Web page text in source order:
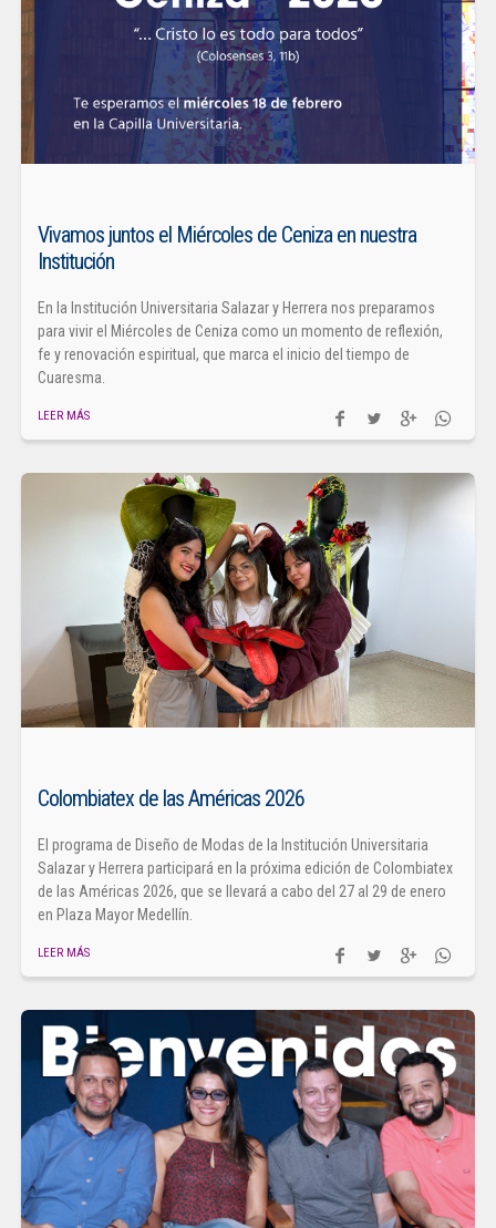
Vivamos juntos el Miércoles de Ceniza en nuestra
Institución
En la Institución Universitaria Salazar y Herrera nos preparamos
para vivir el Miércoles de Ceniza como un momento de reflexión,
fe y renovación espiritual, que marca el inicio del tiempo de
Cuaresma.
LEER MÁS
Colombiatex de las Américas 2026
El programa de Diseño de Modas de la Institución Universitaria
Salazar y Herrera participará en la próxima edición de Colombiatex
de las Américas 2026, que se llevará a cabo del 27 al 29 de enero
en Plaza Mayor Medellín.
LEER MÁS